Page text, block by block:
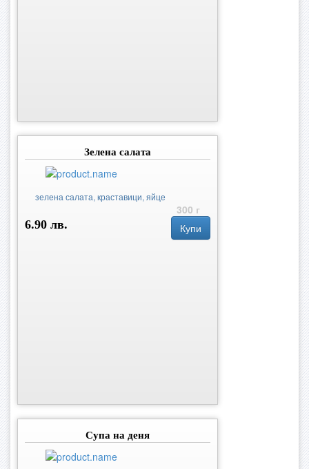
Зелена салатa
зелена салата, краставици, яйце
300 г
6.90 лв.
Купи
Супа на деня